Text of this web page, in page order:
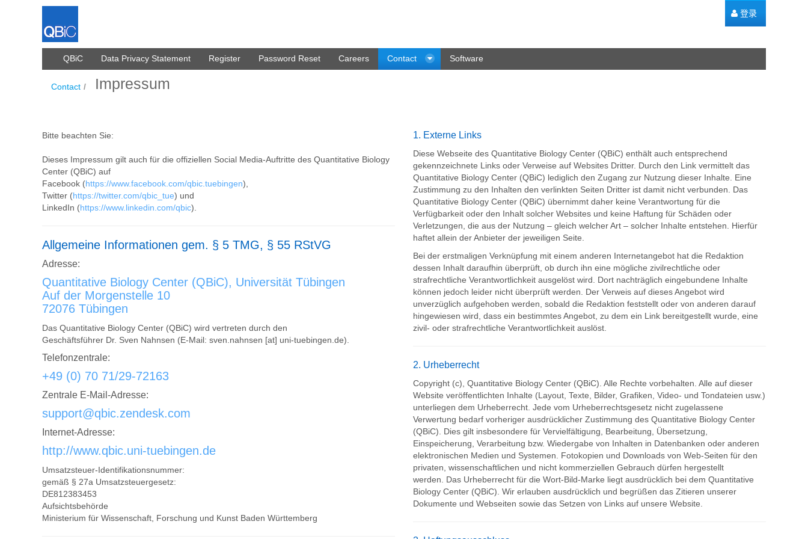
登录
Impressum
QBiC Data Privacy Statement Register Password Reset Careers Contact Software
Contact / Impressum
Bitte beachten Sie:
Dieses Impressum gilt auch für die offiziellen Social Media-Auftritte des Quantitative Biology
Center (QBiC) auf
Facebook (https://www.facebook.com/qbic.tuebingen),
Twitter (https://twitter.com/qbic_tue) und
LinkedIn (https://www.linkedin.com/qbic).
Allgemeine Informationen gem. § 5 TMG, § 55 RStVG
Adresse:
Quantitative Biology Center (QBiC), Universität Tübingen
Auf der Morgenstelle 10
72076 Tübingen
Das Quantitative Biology Center (QBiC) wird vertreten durch den
Geschäftsführer Dr. Sven Nahnsen (E-Mail: sven.nahnsen [at] uni-tuebingen.de).
Telefonzentrale:
+49 (0) 70 71/29-72163
Zentrale E-Mail-Adresse:
support@qbic.zendesk.com
Internet-Adresse:
http://www.qbic.uni-tuebingen.de
Umsatzsteuer-Identifikationsnummer:
gemäß § 27a Umsatzsteuergesetz:
DE812383453
Aufsichtsbehörde
Ministerium für Wissenschaft, Forschung und Kunst Baden Württemberg
1. Externe Links
Diese Webseite des Quantitative Biology Center (QBiC) enthält auch entsprechend
gekennzeichnete Links oder Verweise auf Websites Dritter. Durch den Link vermittelt das
Quantitative Biology Center (QBiC) lediglich den Zugang zur Nutzung dieser Inhalte. Eine
Zustimmung zu den Inhalten den verlinkten Seiten Dritter ist damit nicht verbunden. Das
Quantitative Biology Center (QBiC) übernimmt daher keine Verantwortung für die
Verfügbarkeit oder den Inhalt solcher Websites und keine Haftung für Schäden oder
Verletzungen, die aus der Nutzung – gleich welcher Art – solcher Inhalte entstehen. Hierfür
haftet allein der Anbieter der jeweiligen Seite.
Bei der erstmaligen Verknüpfung mit einem anderen Internetangebot hat die Redaktion
dessen Inhalt daraufhin überprüft, ob durch ihn eine mögliche zivilrechtliche oder
strafrechtliche Verantwortlichkeit ausgelöst wird. Dort nachträglich eingebundene Inhalte
können jedoch leider nicht überprüft werden. Der Verweis auf dieses Angebot wird
unverzüglich aufgehoben werden, sobald die Redaktion feststellt oder von anderen darauf
hingewiesen wird, dass ein bestimmtes Angebot, zu dem ein Link bereitgestellt wurde, eine
zivil- oder strafrechtliche Verantwortlichkeit auslöst.
2. Urheberrecht
Copyright (c), Quantitative Biology Center (QBiC). Alle Rechte vorbehalten. Alle auf dieser
Website veröffentlichten Inhalte (Layout, Texte, Bilder, Grafiken, Video- und Tondateien usw.)
unterliegen dem Urheberrecht. Jede vom Urheberrechtsgesetz nicht zugelassene
Verwertung bedarf vorheriger ausdrücklicher Zustimmung des Quantitative Biology Center
(QBiC). Dies gilt insbesondere für Vervielfältigung, Bearbeitung, Übersetzung,
Einspeicherung, Verarbeitung bzw. Wiedergabe von Inhalten in Datenbanken oder anderen
elektronischen Medien und Systemen. Fotokopien und Downloads von Web-Seiten für den
privaten, wissenschaftlichen und nicht kommerziellen Gebrauch dürfen hergestellt
werden. Das Urheberrecht für die Wort-Bild-Marke liegt ausdrücklich bei dem Quantitative
Biology Center (QBiC). Wir erlauben ausdrücklich und begrüßen das Zitieren unserer
Dokumente und Webseiten sowie das Setzen von Links auf unsere Website.